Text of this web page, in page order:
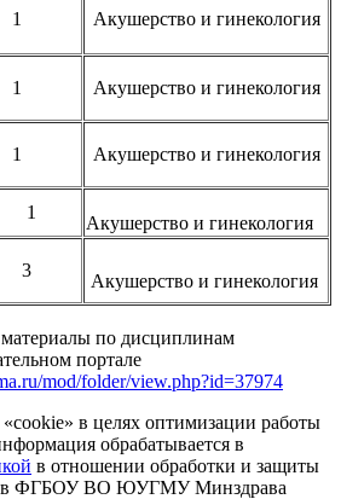
Акушерство и гинекология
Акушерство и гинекология
Акушерство и гинекология
Акушерство и гинекология
3
Акушерство и гинекология
по дисциплинам
портале
mod/folder/view.php?id=37974
в целях оптимизации работы
обрабатывается в
в отношении обработки и защиты
в ФГБОУ ВО ЮУГМУ Минздрава